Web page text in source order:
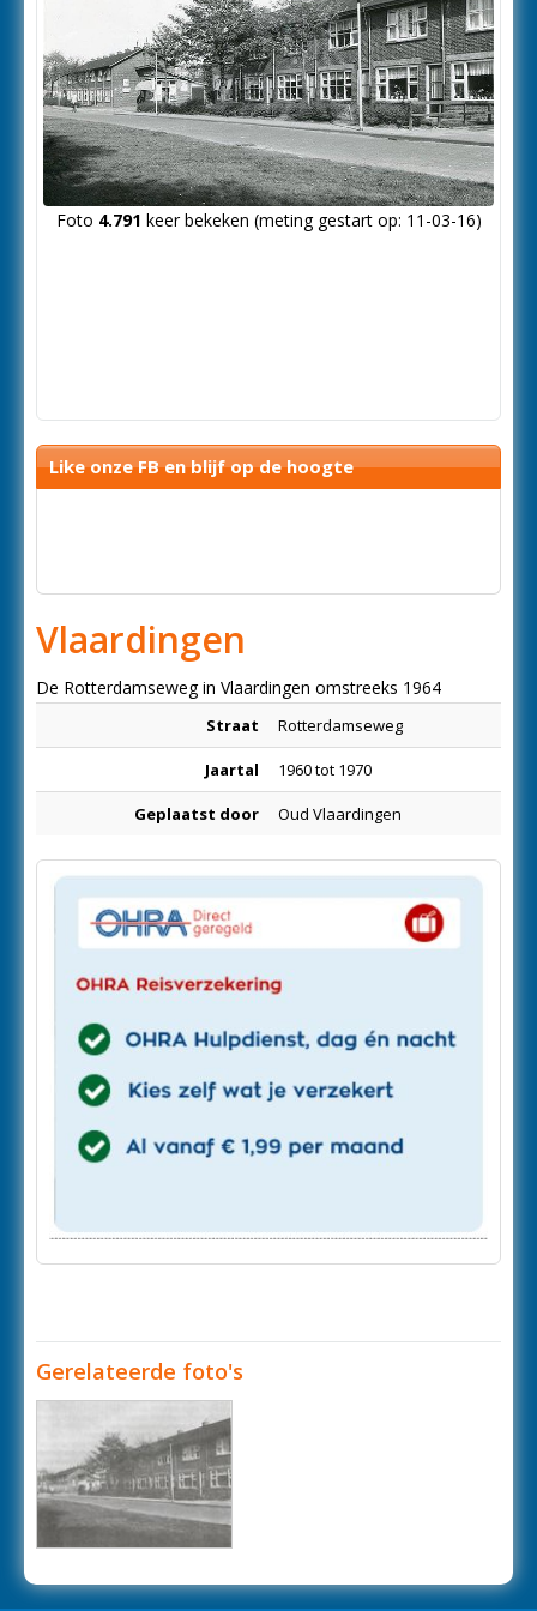
Foto 4.791 keer bekeken (meting gestart op: 11-03-16)
Like onze FB en blijf op de hoogte
Vlaardingen
De Rotterdamseweg in Vlaardingen omstreeks 1964
Straat Rotterdamseweg
Jaartal 1960 tot 1970
Geplaatst door Oud Vlaardingen
Gerelateerde foto's